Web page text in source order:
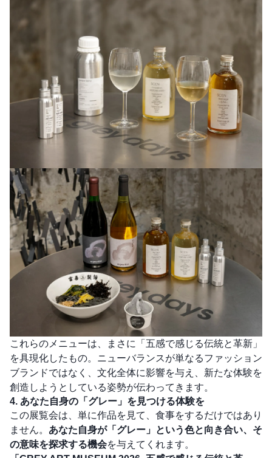
これらのメニューは、まさに「五感で感じる伝統と革新」
を具現化したもの。ニューバランスが単なるファッション
ブランドではなく、文化全体に影響を与え、新たな体験を
創造しようとしている姿勢が伝わってきます。
4. あなた自身の「グレー」を見つける体験を
この展覧会は、単に作品を見て、食事をするだけではあり
ません。 あなた自身が「グレー」という色と向き合い、そ
の意味を探求する機会を与えてくれます。